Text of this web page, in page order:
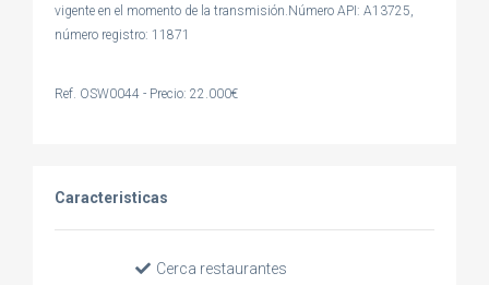
vigente en el momento de la transmisión.Número API: A13725,
número registro: 11871
Ref. OSW0044 - Precio: 22.000€
Caracteristicas
Cerca restaurantes